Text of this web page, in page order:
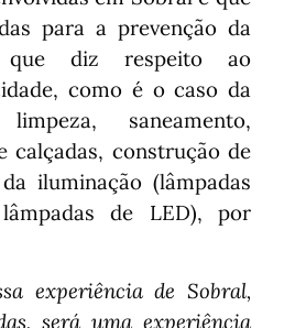
para a prevenção da
que diz respeito ao
como é o caso da
saneamento,
calçadas, construção de
iluminação (lâmpadas
de LED), por
experiência de Sobral,
será uma experiência